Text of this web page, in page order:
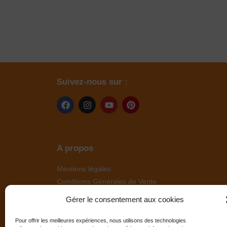
Gérer le consentement aux cookies
Pour offrir les meilleures expériences, nous utilisons des technologies
Suivez-nous sur :
A propos
Mentions légales
Conditions Générales de Vente